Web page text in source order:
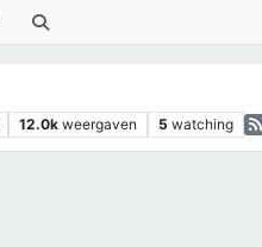
12.0k weergaven 5 watching